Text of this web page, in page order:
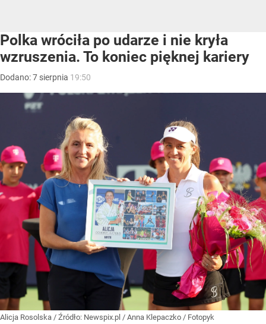
Polka wróciła po udarze i nie kryła
wzruszenia. To koniec pięknej kariery
Dodano:7 sierpnia 19:50
Alicja Rosolska / Źródło: Newspix.pl / Anna Klepaczko / Fotopyk